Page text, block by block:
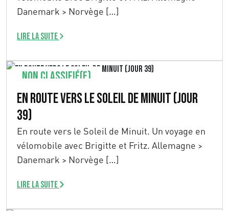
Danemark > Norvège […]
Lire la suite
Non classifié(e)
En route vers le Soleil de Minuit (Jour
39)
En route vers le Soleil de Minuit. Un voyage en
vélomobile avec Brigitte et Fritz. Allemagne >
Danemark > Norvège […]
Lire la suite